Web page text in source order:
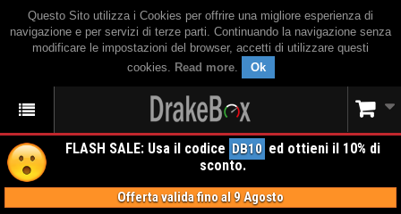
Questo Sito utilizza i Cookies per offrire una migliore esperienza di
navigazione e per servizi di terze parti. Continuando la navigazione senza
modificare le impostazioni del browser, accetti di utilizzare questi
cookies. Read more. Ok
FLASH SALE: Usa il codice DB10 ed ottieni il 10% di
sconto.
Offerta valida fino al 9 Agosto